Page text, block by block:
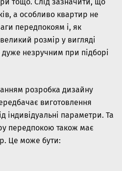
а особливо квартир не
передпокоям і, як
розмір у вигляді
незручним при підборі
розробка дизайну
виготовлення
індивідуальні параметри. Та
передпокою також має
Це може бути: